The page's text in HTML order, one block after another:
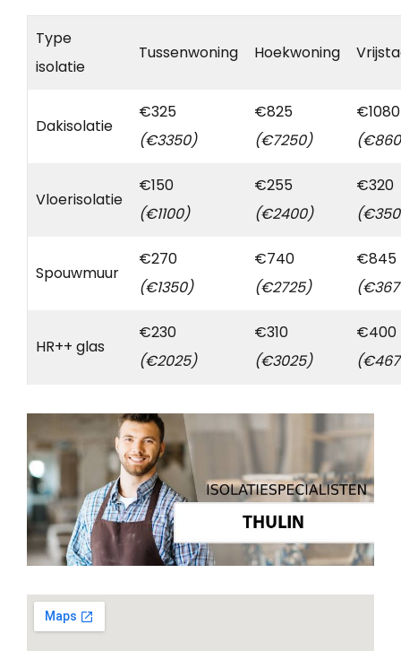
Type
isolatie
Tussenwoning Hoekwoning
Dakisolatie
€325
(€3350)
€825
(€7250)
€1080
Vloerisolatie
€150
(€1100)
€255
(€2400)
€320
Spouwmuur
€270
(€1350)
€740
(€2725)
€845
HR++ glas
€230
(€2025)
€310
(€3025)
€400